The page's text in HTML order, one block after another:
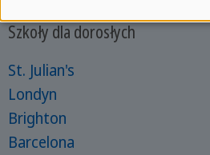
Szkoły dla dorosłych
St. Julian's
Londyn
Brighton
Barcelona